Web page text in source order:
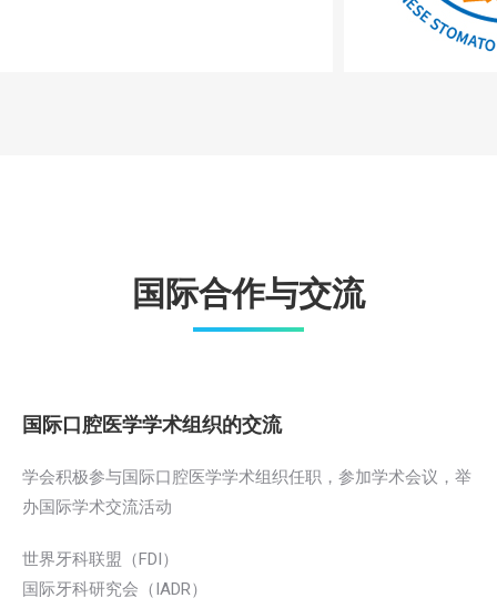
国际合作与交流
国际口腔医学学术组织的交流
学会积极参与国际口腔医学学术组织任职，参加学术会议，举
办国际学术交流活动
世界牙科联盟（FDI）
国际牙科研究会（IADR）